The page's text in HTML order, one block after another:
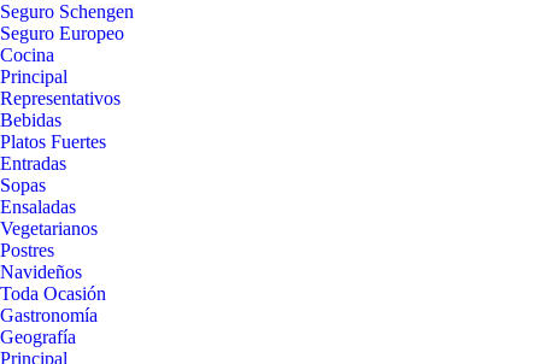
Seguro Schengen
Seguro Europeo
Cocina
Principal
Representativos
Bebidas
Platos Fuertes
Entradas
Sopas
Ensaladas
Vegetarianos
Postres
Navideños
Toda Ocasión
Gastronomía
Geografía
Principal